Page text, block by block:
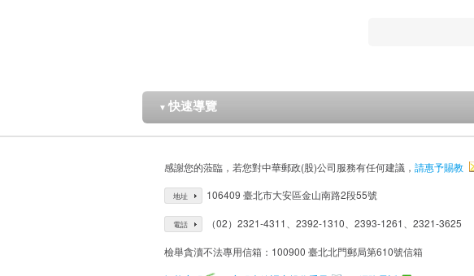
▼ 快速導覽
感謝您的蒞臨，若您對中華郵政(股)公司服務有任何建議， 請惠予賜教
地址 106409 臺北市大安區金山南路2段55號
電話 （02）2321-4311、2392-1310、2393-1261、2321-3625
檢舉貪瀆不法專用信箱：100900 臺北北門郵局第610號信箱